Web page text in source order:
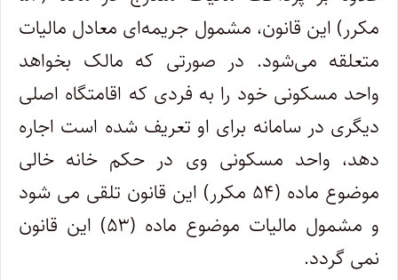
مکرر) این قانون، مشمول جریمه‌ای معادل مالیات
متعلقه می‌شود. در صورتی که مالک بخواهد
واحد مسکونی خود را به فردی که اقامتگاه اصلی
دیگری در سامانه برای او تعریف شده است اجاره
دهد، واحد مسکونی وی در حکم خانه خالی
موضوع ماده (۵۴ مکرر) این قانون تلقی می شود
و مشمول مالیات موضوع ماده (۵۳) این قانون
نمی گردد.